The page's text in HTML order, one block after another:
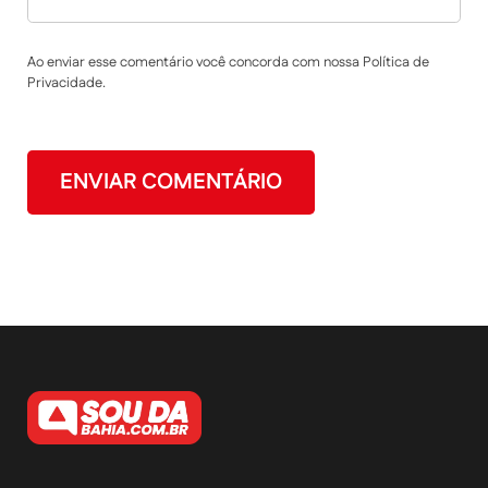
Ao enviar esse comentário você concorda com nossa Política de
Privacidade.